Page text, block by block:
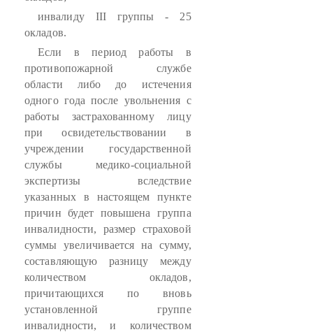
инвалиду III группы - 25
окладов.
Если в период работы в
противопожарной службе
области либо до истечения
одного года после увольнения с
работы застрахованному лицу
при освидетельствовании в
учреждении государственной
службы медико-социальной
экспертизы вследствие
указанных в настоящем пункте
причин будет повышена группа
инвалидности, размер страховой
суммы увеличивается на сумму,
составляющую разницу между
количеством окладов,
причитающихся по вновь
установленной группе
инвалидности, и количеством